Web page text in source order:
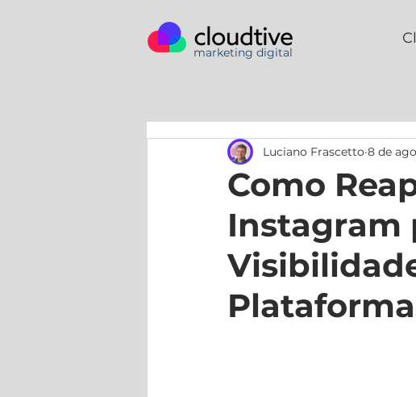
marketing digital
Como
Instagram
Luciano Frascetto 8 de